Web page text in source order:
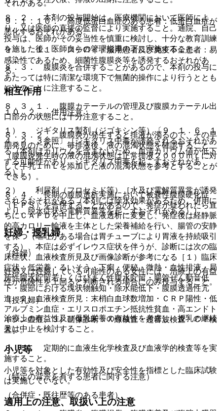
それがある。
９．１．１０． 高度低蛋白血症のある患者：低蛋白血症が
悪化するおそれがある。
９．１．１１． ステロイド服用患者及び免疫不全患者：易
感染性であるため、細菌性腹膜炎等を誘発するおそれがあ
る。
相互作用
１０．２． 併用注意：
１）． ジギタリス製剤（ジゴキシン等）〔９．１．６、１
４．２．３参照〕［ジギタリス中毒が誘発されるおそれがあ
る（本剤はカリウムを含まないため、血清カリウム値が低下
する可能性があり、ジギタリス中毒を起こすおそれがあ
る）］。
２）． 利尿剤（フロセミド等）［水及び電解質異常が誘発
されるおそれがある（本剤には除水効果があるため、併用に
より、脱水症状や電解質異常を起こすおそれがある）］。
妊婦・授乳婦
（妊婦）
妊婦又は妊娠している可能性のある女性には、治療上の有益
性が危険性を上回ると判断される場合にのみ投与すること。
（授乳婦）
治療上の有益性及び母乳栄養の有益性を考慮し、授乳の継続
又は中止を検討すること。
小児等
小児等を対象とした有効性及び安全性を指標とした臨床試験
は実施していない。
適用上の注意、取扱い上の注意
８．２． 本剤の投与開始は、医療機関において医師によ
り、又は医師の直接の監督により実施すること。通院、自己
投与は、医師がその妥当性を慎重に検討し、十分な教育訓練
を施した後、医師自らの管理指導の下に実施すること。
８．３． 腹膜炎を合併することがあるので、本剤の投与に
あたっては特に清潔な環境下で無菌的操作により行うととも
に次のことに注意すること。
８．３．１． 腹膜カテーテルの管理及び腹膜カテーテル出
口部分の状態には十分注意すること。
８．３．２． 腹膜炎が発生すると排液が濁るので、その早
期発見のために、毎排液後、液の混濁状態を確認すること
（腹膜炎発生時の液の混濁状態は正常排液２０００ｍＬに対
して牛乳１ｍＬを添加した液の混濁状態を参考とすることが
できる）。
８．４． 長期の腹膜透析実施において被嚢性腹膜硬化症
（ＥＰＳ）を合併することがあるので、発症が疑われたら直
ちにＣＡＰＤを中止し、血液透析に変更し、発症後は経静脈
的高カロリー輸液を主体とした栄養補給を行い、腸管の安静
を保つ（嘔吐がある場合は胃チューブにより胃液を持続吸引
する）、本症は必ずイレウス症状を伴うが、診断には次の臨
床症状、血液検査所見及び画像診断が参考になる［１）臨床
症状：低栄養・るいそう・下痢・便秘・微熱・血性排液・局
所性腹水貯留若しくはびまん性腹水貯留・腸管ぜん動音低
下・腹部における塊状物触知・除水能低下・腹膜透過性亢
進、２）血液検査所見：末梢白血球数増加・ＣＲＰ陽性・低
アルブミン血症・エリスロポエチン抵抗性貧血・高エンドト
キシン血症、３）画像診断：Ｘ線検査・超音波検査・ＣＴ検
査］。
８．５． 定期的に血液生化学検査及び血液学的検査等を実
施すること。
（特定の背景を有する患者に関する注意）
（合併症・既往歴等のある患者）